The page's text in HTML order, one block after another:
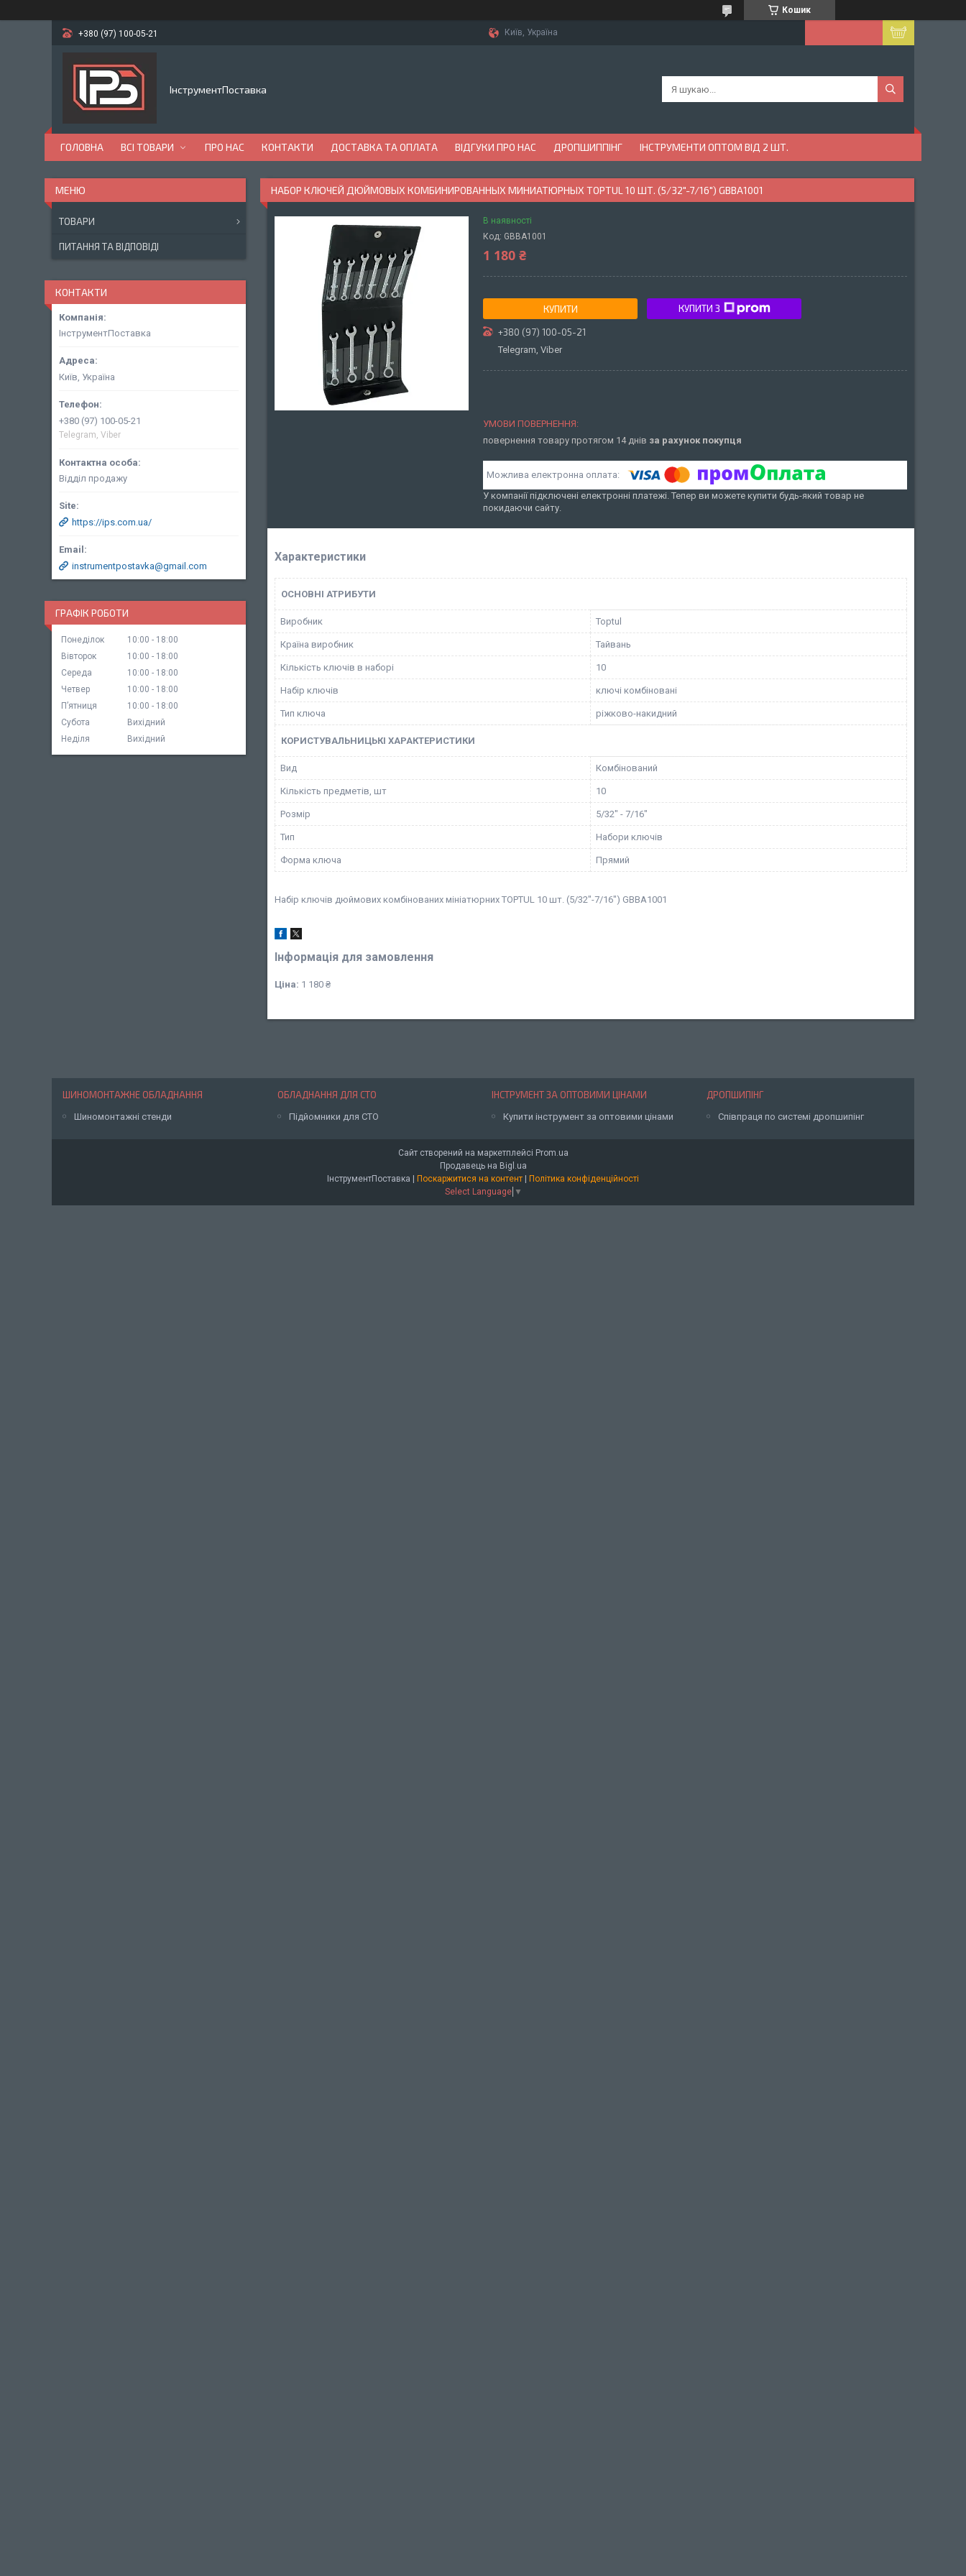
Кошик
+380 (97) 100-05-21 Київ, Україна
ІнструментПоставка
ГОЛОВНА ВСІ ТОВАРИ ПРО НАС КОНТАКТИ ДОСТАВКА ТА ОПЛАТА ВІДГУКИ ПРО НАС ДРОПШИППІНГ ІНСТРУМЕНТИ ОПТОМ ВІД 2 ШТ.
НАБОР КЛЮЧЕЙ ДЮЙМОВЫХ КОМБИНИРОВАННЫХ МИНИАТЮРНЫХ TOPTUL 10 ШТ. (5/32"-7/16") GBBA1001
В наявності
Код: GBBA1001
1 180 ₴
КУПИТИ КУПИТИ З
+380 (97) 100-05-21
Telegram, Viber
повернення товару протягом 14 днів за рахунок покупця
У компанії підключені електронні платежі. Тепер ви можете купити будь-який товар не
покидаючи сайту.
Характеристики
ОСНОВНІ АТРИБУТИ
Виробник Toptul
Країна виробник Тайвань
Кількість ключів в наборі 10
Набір ключів ключі комбіновані
Тип ключа ріжково-накидний
КОРИСТУВАЛЬНИЦЬКІ ХАРАКТЕРИСТИКИ
Вид Комбінований
Кількість предметів, шт 10
Розмір 5/32" - 7/16"
Тип Набори ключів
Форма ключа Прямий
Набір ключів дюймових комбінованих мініатюрних TOPTUL 10 шт. (5/32"-7/16") GBBA1001
Інформація для замовлення
Ціна: 1 180 ₴
ТОВАРИ
ПИТАННЯ ТА ВІДПОВІДІ
КОНТАКТИ
ІнструментПоставка
Київ, Україна
+380 (97) 100-05-21
Telegram, Viber
Відділ продажу
https://ips.com.ua/
instrumentpostavka@gmail.com
ГРАФІК РОБОТИ
Понеділок 10:00
18:00
Вівторок
10:00
18:00
Середа
10:00
18:00
Четвер
10:00
18:00
Пʼятниця
10:00
18:00
Субота
Вихідний
Неділя
Вихідний
ШИНОМОНТАЖНЕ ОБЛАДНАННЯ
Шиномонтажні стенди
ОБЛАДНАННЯ ДЛЯ СТО
Підйомники для СТО
ІНСТРУМЕНТ ЗА ОПТОВИМИ ЦІНАМИ
Купити інструмент за оптовими цінами
ДРОПШИПІНГ
Співпраця по системі дропшипінг
Сайт створений на маркетплейсі Prom.ua
Продавець на Bigl.ua
ІнструментПоставка | Поскаржитися на контент | Політика конфіденційності
Select Language ▼